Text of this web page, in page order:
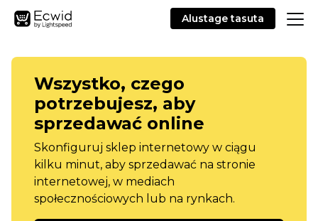
Alustage tasuta
Wszystko, czego
potrzebujesz, aby
sprzedawać online
Skonfiguruj sklep internetowy w ciągu
kilku minut, aby sprzedawać na stronie
internetowej, w mediach
społecznościowych lub na rynkach.